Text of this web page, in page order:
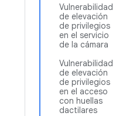
Vulnerabilidad
de elevación
de privilegios
en el servicio
de la cámara
Vulnerabilidad
de elevación
de privilegios
en el acceso
con huellas
dactilares